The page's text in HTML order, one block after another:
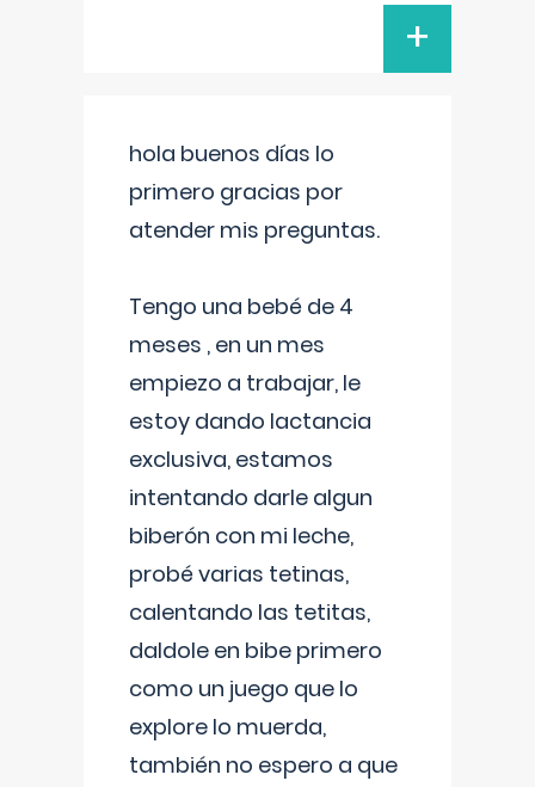
+
hola buenos días lo
primero gracias por
atender mis preguntas.
Tengo una bebé de 4
meses , en un mes
empiezo a trabajar, le
estoy dando lactancia
exclusiva, estamos
intentando darle algun
biberón con mi leche,
probé varias tetinas,
calentando las tetitas,
daldole en bibe primero
como un juego que lo
explore lo muerda,
también no espero a que